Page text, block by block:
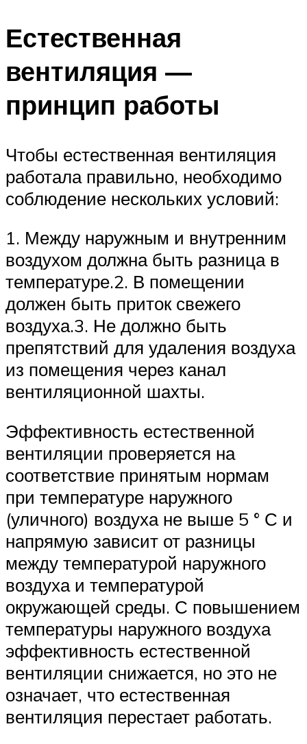
Естественная
вентиляция —
принцип работы
Чтобы естественная вентиляция
работала правильно, необходимо
соблюдение нескольких условий:
1. Между наружным и внутренним
воздухом должна быть разница в
температуре.2. В помещении
должен быть приток свежего
воздуха.3. Не должно быть
препятствий для удаления воздуха
из помещения через канал
вентиляционной шахты.
Эффективность естественной
вентиляции проверяется на
соответствие принятым нормам
при температуре наружного
(уличного) воздуха не выше 5 ° С и
напрямую зависит от разницы
между температурой наружного
воздуха и температурой
окружающей среды. С повышением
температуры наружного воздуха
эффективность естественной
вентиляции снижается, но это не
означает, что естественная
вентиляция перестает работать.